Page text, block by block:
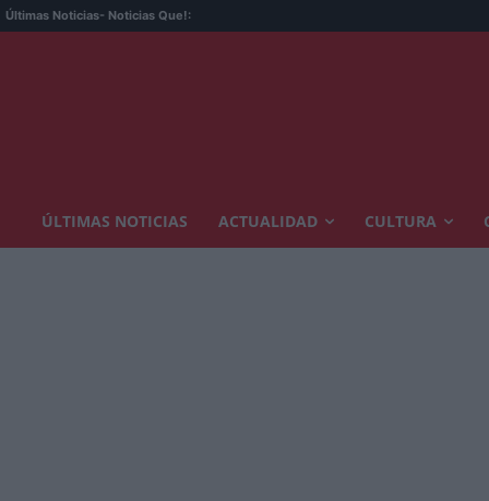
Últimas Noticias- Noticias Que!:
ÚLTIMAS NOTICIAS ACTUALIDAD CULTURA